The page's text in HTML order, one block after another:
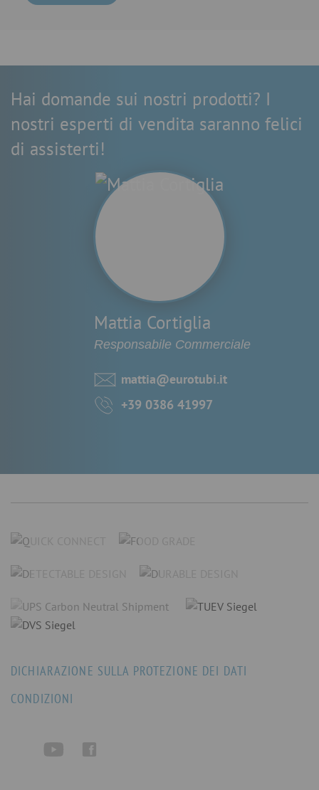
Hai domande sui nostri prodotti? I
nostri esperti di vendita saranno felici
di assisterti!
Mattia Cortiglia
Responsabile Commerciale
mattia@eurotubi.it
+39 0386 41997
DICHIARAZIONE SULLA PROTEZIONE DEI DATI
CONDIZIONI